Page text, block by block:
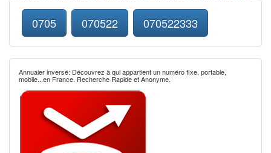
0705 070522 070522333
Annuaier inversé: Découvrez à qui appartient un numéro fixe, portable,
mobile...en France. Recherche Rapide et Anonyme.